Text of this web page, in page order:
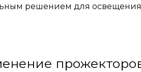
решением для